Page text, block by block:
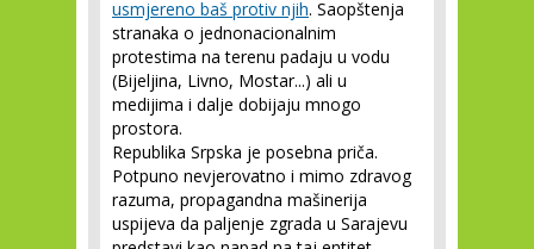
usmjereno baš protiv njih. Saopštenja
stranaka o jednonacionalnim
protestima na terenu padaju u vodu
(Bijeljina, Livno, Mostar...) ali u
medijima i dalje dobijaju mnogo
prostora.
Republika Srpska je posebna priča.
Potpuno nevjerovatno i mimo zdravog
razuma, propagandna mašinerija
uspijeva da paljenje zgrada u Sarajevu